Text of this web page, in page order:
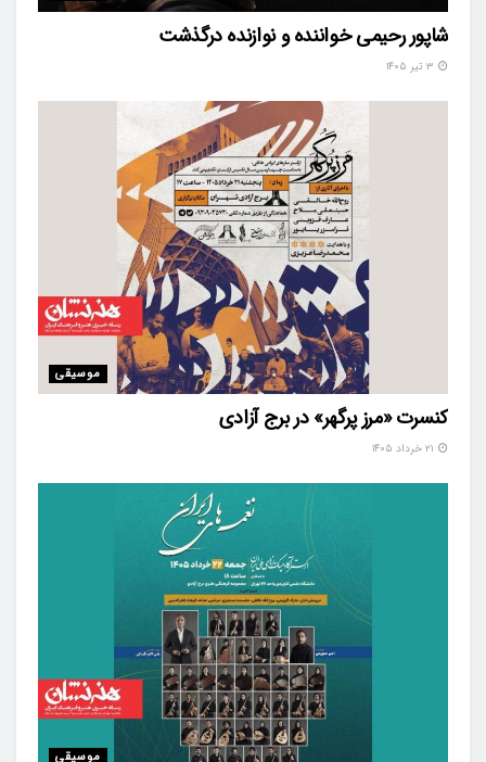
شاپور رحیمی خواننده و نوازنده درگذشت
موسیقی
کنسرت «مرز پرگهر» در برج آزادی
موسیقی